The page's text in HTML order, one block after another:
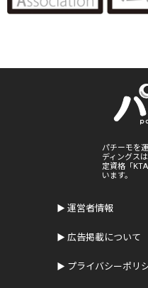
パチーモを
ディングス
定資格「
います。
運営者情報
広告掲載について
プライバシーポリ